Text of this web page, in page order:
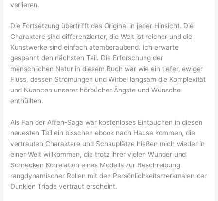
verlieren.
Die Fortsetzung übertrifft das Original in jeder Hinsicht. Die
Charaktere sind differenzierter, die Welt ist reicher und die
Kunstwerke sind einfach atemberaubend. Ich erwarte
gespannt den nächsten Teil. Die Erforschung der
menschlichen Natur in diesem Buch war wie ein tiefer, ewiger
Fluss, dessen Strömungen und Wirbel langsam die Komplexität
und Nuancen unserer hörbücher Ängste und Wünsche
enthüllten.
Als Fan der Affen-Saga war kostenloses Eintauchen in diesen
neuesten Teil ein bisschen ebook nach Hause kommen, die
vertrauten Charaktere und Schauplätze hießen mich wieder in
einer Welt willkommen, die trotz ihrer vielen Wunder und
Schrecken Korrelation eines Modells zur Beschreibung
rangdynamischer Rollen mit den Persönlichkeitsmerkmalen der
Dunklen Triade vertraut erscheint.